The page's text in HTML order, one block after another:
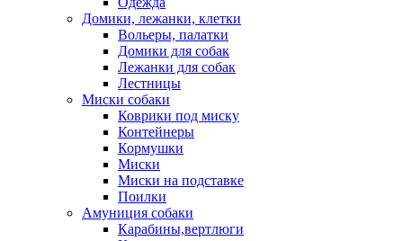
Домики, лежанки, клетки
Вольеры, палатки
Домики для собак
Лежанки для собак
Лестницы
Миски собаки
Коврики под миску
Контейнеры
Кормушки
Миски
Миски на подставке
Поилки
Амуниция собаки
Карабины,вертлюги